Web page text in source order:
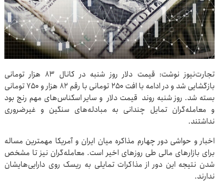
تجارت‌نیوز نوشت: قیمت دلار روز شنبه در کانال ۸۳ هزار تومانی
بازگشایی شد و در ادامه با افت ۲۵۰ تومانی با رقم ۸۲ هزار و ۷۵۰ تومانی
بسته شد. روز شنبه روند قیمت دلار و سایر اسکناس‌های مهم رنج بود
و معامله‌گران تمایل چندانی به مبادله‌های سنگین و غیرضروری
نداشتند.
اخبار و حواشی دور چهارم مذاکره میان ایران و آمریکا مهمترین مساله
برای بازارهای مالی طی روزهای اخیر است. معامله‌گران نیز تا مشخص
شدن نتیجه این دور از مذاکرات تمایلی به ریسک روی دارایی‌هایشان
ندارند.